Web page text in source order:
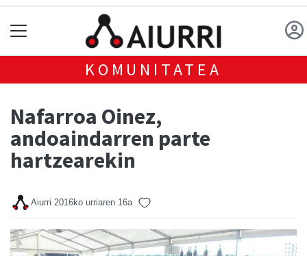
KOMUNITATEA
Nafarroa Oinez,
andoaindarren parte
hartzearekin
Aiurri 2016ko urriaren 16a